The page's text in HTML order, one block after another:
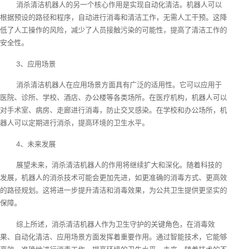
消杀清洁机器人的另一个核心作用是实现自动化清洁。机器人可以
根据预设的路径和程序，自动进行消毒和清洁工作，无需人工干预。这降
低了人工操作的风险，减少了人员接触污染的可能性，提高了清洁工作的
安全性。
3、应用场景
消杀清洁机器人在应用场景方面具有广泛的适用性。它可以应用于
医院、诊所、学校、酒店、办公楼等各类场所。在医疗机构，机器人可以
对手术室、病房、走廊进行消毒，防止交叉感染。在学校和办公场所，机
器人可以定期进行消杀，提高环境的卫生水平。
4、未来发展
展望未来，消杀清洁机器人的作用将继续扩大和深化。随着科技的
发展，机器人的消杀技术可能会更加先进，如更准确的消毒方式、更高效
的路径规划。这将进一步提升清洁和消毒效果，为公共卫生提供更坚实的
保障。
综上所述，消杀清洁机器人作为卫生守护的关键角色，在消毒效
果、自动化清洁、应用场景方面发挥着重要作用。通过智能技术，它能够